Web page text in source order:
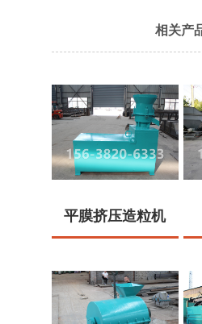
相关产
平膜挤压造粒机